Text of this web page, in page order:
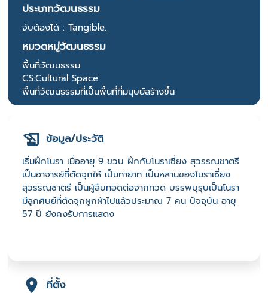
ประเภทวัฒนธรรม
จับต้องได้ : Tangible.
หมวดหมู่วัฒนธรรม
พื้นที่วัฒนธรรม
CS:Cultural Space
พื้นที่วัฒนธรรมที่เป็นพื้นที่ที่มนุษย์สร้างขึ้น
ข้อมูล/ประวัติ
เริ่มฝึกโนรา เมื่ออายุ 9 ขวบ ฝึกกับโนราเซี่ยง สุวรรณชาตรี
เป็นอาจารย์ที่ตัดจุกให้ เป็นทายาท เป็นหลานของโนราเซี่ยง
สุวรรณชาตรี เป็นผู้สืบทอดต่อจากทวด บรรพบุรุษเป็นโนรา
มีลูกศิษย์ที่ตัดจุกผูกผ้าไปแล้วประมาณ 7 คน ปัจจุบัน อายุ
57 ปี ยังคงรับการแสดง
ที่ตั้ง